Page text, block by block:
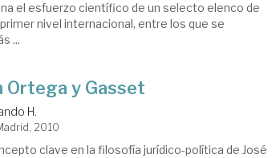
el esfuerzo científico de un selecto elenco de
nivel internacional, entre los que se
...
Ortega y Gasset
H.
2010
clave en la filosofía jurídico-política de José